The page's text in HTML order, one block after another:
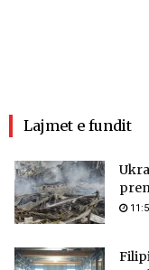
Lajmet e fundit